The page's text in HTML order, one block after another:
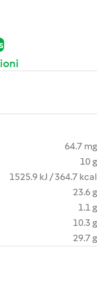
64.7 mg
10 g
1525.9 kJ / 364.7 kcal
23.6 g
1.1 g
10.3 g
29.7 g